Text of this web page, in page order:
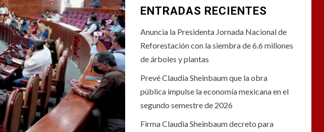
ENTRADAS RECIENTES
Anuncia la Presidenta Jornada Nacional de
Reforestación con la siembra de 6.6 millones
de árboles y plantas
Prevé Claudia Sheinbaum que la obra
pública impulse la economía mexicana en el
segundo semestre de 2026
Firma Claudia Sheinbaum decreto para